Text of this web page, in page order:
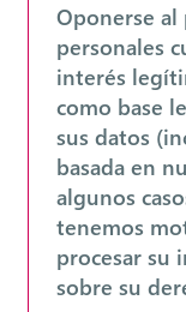
Oponerse al
personales
interés
como base
sus datos
basada en
algunos
tenemos
procesar su
sobre su